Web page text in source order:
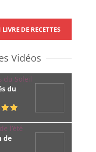
DE RECETTES
Vidéos
du
de